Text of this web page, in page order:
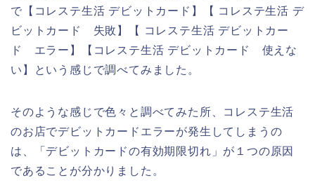
で【コレステ生活 デビットカード】【 コレステ生活 デ
ビットカード 失敗】【 コレステ生活 デビットカー
ド エラー】【コレステ生活 デビットカード 使えな
い】という感じで調べてみました。
そのような感じで色々と調べてみた所、コレステ生活
のお店でデビットカードエラーが発生してしまうの
は、「デビットカードの有効期限切れ」が１つの原因
であることが分かりました。